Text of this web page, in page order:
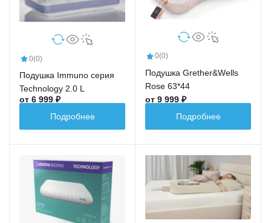
0(0)
Подушка Immuno серия
Technology 2.0 L
от 6 999 ₽
Подробнее
0(0)
Подушка Grether&Wells
Rose 63*44
от 9 999 ₽
Подробнее